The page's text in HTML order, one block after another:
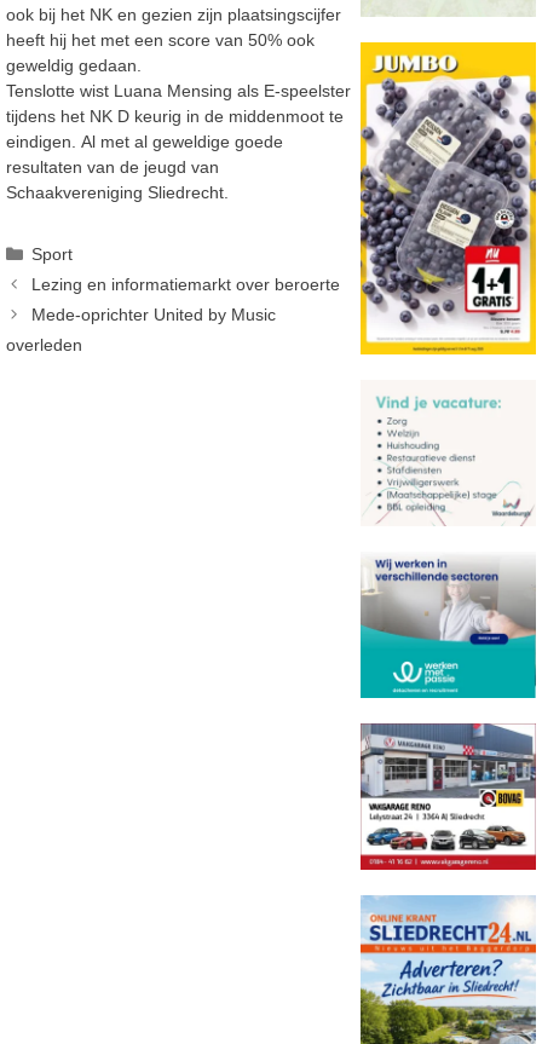
ook bij het NK en gezien zijn plaatsingscijfer
heeft hij het met een score van 50% ook
geweldig gedaan.
Tenslotte wist Luana Mensing als E-speelster
tijdens het NK D keurig in de middenmoot te
eindigen. Al met al geweldige goede
resultaten van de jeugd van
Schaakvereniging Sliedrecht.
Categorieën
Sport
Lezing en informatiemarkt over beroerte
Mede-oprichter United by Music
overleden